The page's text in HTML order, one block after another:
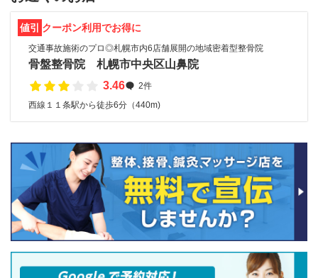
値引 クーポン利用でお得に
交通事故施術のプロ◎札幌市内6店舗展開の地域密着型整骨院
骨盤整骨院 札幌市中央区山鼻院
3.46
2件
西線１１条駅から徒歩6分（440m)